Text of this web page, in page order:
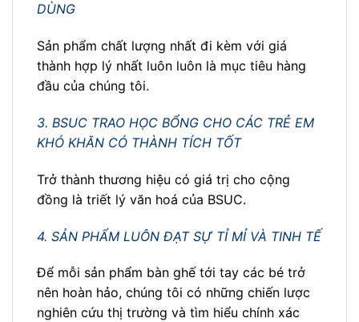
DÙNG
Sản phẩm chất lượng nhất đi kèm với giá
thành hợp lý nhất luôn luôn là mục tiêu hàng
đầu của chúng tôi.
3. BSUC TRAO HỌC BỔNG CHO CÁC TRẺ EM
KHÓ KHĂN CÓ THÀNH TÍCH TỐT
Trở thành thương hiệu có giá trị cho cộng
đồng là triết lý văn hoá của BSUC.
4. SẢN PHẨM LUÔN ĐẠT SỰ TỈ MỈ VÀ TINH TẾ
Để mỗi sản phẩm bàn ghế tới tay các bé trở
nên hoàn hảo, chúng tôi có những chiến lược
nghiên cứu thị trường và tìm hiểu chính xác